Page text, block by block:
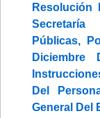
Resolución
Públicas,
Del
General Del